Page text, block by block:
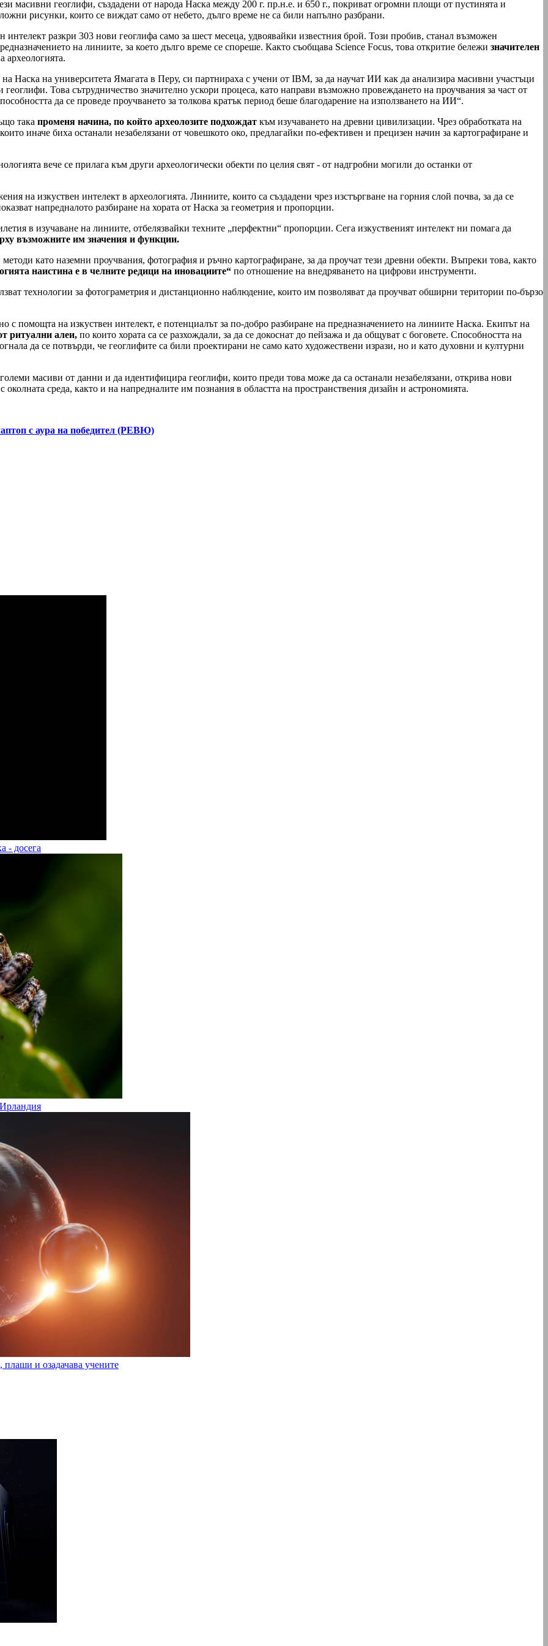
масивни геоглифи, създадени от народа Наска между 200 г. пр.н.е. и 650 г., покриват огромни площи от пустинята и
рисунки, които се виждат само от небето, дълго време не са били напълно разбрани.
разкри 303 нови геоглифа само за шест месеца, удвоявайки известния брой. Този пробив, станал възможен
на линиите, за което дълго време се спореше. Както съобщава Science Focus, това откритие бележи значителен
археологията.
Наска на университета Ямагата в Перу, си партнираха с учени от IBM, за да научат ИИ как да анализира масивни участъци
Това сътрудничество значително ускори процеса, като направи възможно провеждането на проучвания за част от
да се проведе проучването за толкова кратък период беше благодарение на използването на ИИ“.
така променя начина, по който археолозите подхождат към изучаването на древни цивилизации. Чрез обработката на
иначе биха останали незабелязани от човешкото око, предлагайки по-ефективен и прецизен начин за картографиране и
вече се прилага към други археологически обекти по целия свят - от надгробни могили до останки от
на изкуствен интелект в археологията. Линиите, които са създадени чрез изстъргване на горния слой почва, за да се
напредналото разбиране на хората от Наска за геометрия и пропорции.
в изучаване на линиите, отбелязвайки техните „перфектни“ пропорции. Сега изкуственият интелект ни помага да
възможните им значения и функции.
като наземни проучвания, фотография и ръчно картографиране, за да проучат тези древни обекти. Въпреки това, както
наистина е в челните редици на иновациите“ по отношение на внедряването на цифрови инструменти.
технологии за фотограметрия и дистанционно наблюдение, които им позволяват да проучват обширни територии по-бързо
с помощта на изкуствен интелект, е потенциалът за по-добро разбиране на предназначението на линиите Наска. Екипът на
ритуални алеи, по които хората са се разхождали, за да се докоснат до пейзажа и да общуват с боговете. Способността на
да се потвърди, че геоглифите са били проектирани не само като художествени изрази, но и като духовни и културни
масиви от данни и да идентифицира геоглифи, които преди това може да са останали незабелязани, открива нови
среда, както и на напредналите им познания в областта на пространствения дизайн и астрономията.
с аура на победител (РЕВЮ)
- досега
и озадачава учените